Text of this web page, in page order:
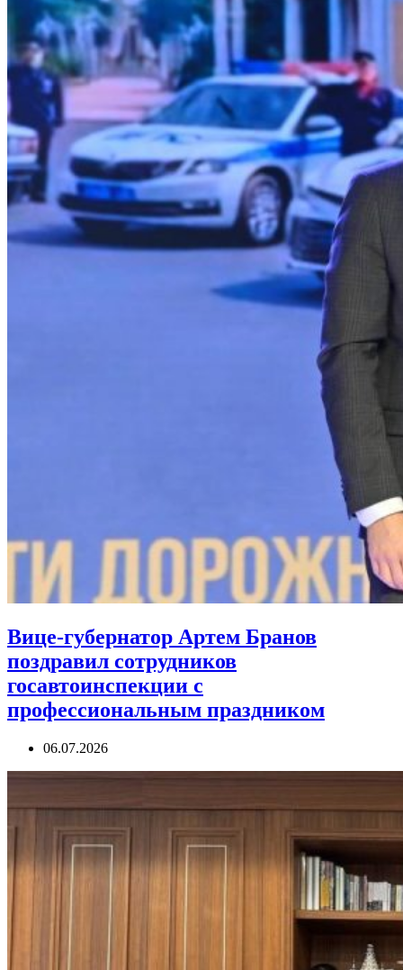
Вице-губернатор Артем Бранов
поздравил сотрудников
госавтоинспекции с
профессиональным праздником
06.07.2026